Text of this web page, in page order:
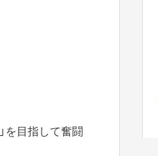
を目指して奮闘